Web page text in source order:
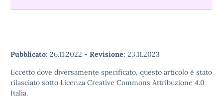
Pubblicato: 26.11.2022 - Revisione: 23.11.2023
Eccetto dove diversamente specificato, questo articolo è stato
rilasciato sotto Licenza Creative Commons Attribuzione 4.0
Italia.